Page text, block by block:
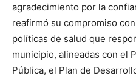
agradecimiento por la
reafirmó su compromiso
políticas de salud que
municipio, alineadas con el
Pública, el Plan de